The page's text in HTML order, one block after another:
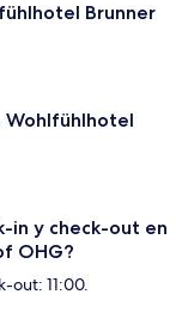
Brunner
Wohlfühlhotel
in y check-out en
OHG?
out: 11:00.